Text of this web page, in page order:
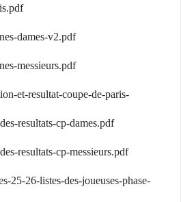
dames-v2.pdf
messieurs.pdf
et-resultat-coupe-de-paris-
resultats-cp-dames.pdf
resultats-cp-messieurs.pdf
25-26-listes-des-joueuses-phase-